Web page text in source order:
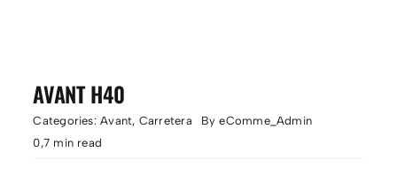
AVANT H40
Categories:Avant, Carretera ByeComme_Admin
0,7 min read